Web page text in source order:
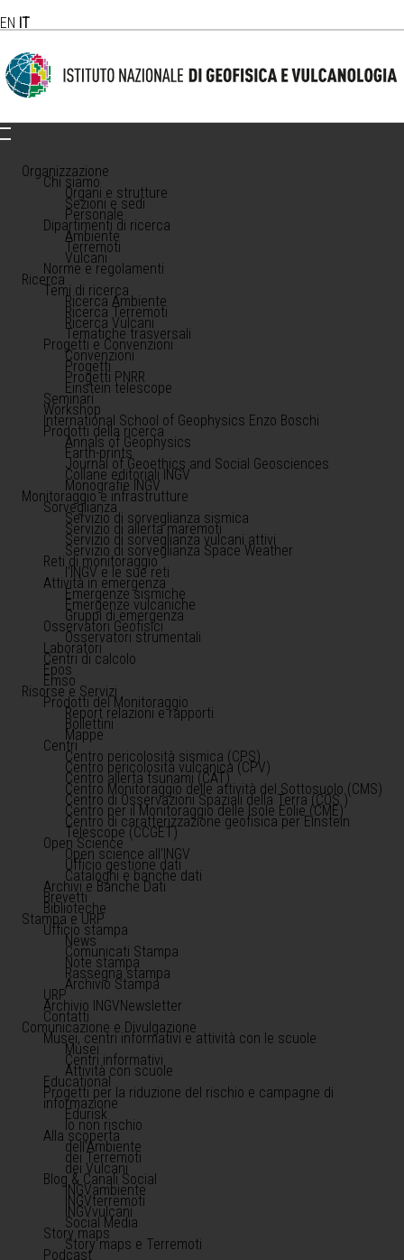
EN IT
Organizzazione
Chi siamo
Organi e strutture
Sezioni e sedi
Personale
Dipartimenti di ricerca
Ambiente
Terremoti
Vulcani
Norme e regolamenti
Ricerca
Temi di ricerca
Ricerca Ambiente
Ricerca Terremoti
Ricerca Vulcani
Tematiche trasversali
Progetti e Convenzioni
Convenzioni
Progetti
Progetti PNRR
Einstein telescope
Seminari
Workshop
International School of Geophysics Enzo Boschi
Prodotti della ricerca
Annals of Geophysics
Earth-prints
Journal of Geoethics and Social Geosciences
Collane editoriali INGV
Monografie INGV
Monitoraggio e infrastrutture
Sorveglianza
Servizio di sorveglianza sismica
Servizio di allerta maremoti
Servizio di sorveglianza vulcani attivi
Servizio di sorveglianza Space Weather
Reti di monitoraggio
l'INGV e le sue reti
Attività in emergenza
Emergenze sismiche
Emergenze vulcaniche
Gruppi di emergenza
Osservatori Geofisici
Osservatori strumentali
Laboratori
Centri di calcolo
Epos
Emso
Risorse e Servizi
Prodotti del Monitoraggio
Report relazioni e rapporti
Bollettini
Mappe
Centri
Centro pericolosità sismica (CPS)
Centro pericolosità vulcanica (CPV)
Centro allerta tsunami (CAT)
Centro Monitoraggio delle attività del Sottosuolo (CMS)
Centro di Osservazioni Spaziali della Terra (COS )
Centro per il Monitoraggio delle Isole Eolie (CME)
Centro di caratterizzazione geofisica per Einstein
Telescope (CCGET)
Open Science
Open science all'INGV
Ufficio gestione dati
Cataloghi e banche dati
Archivi e Banche Dati
Brevetti
Biblioteche
Stampa e URP
Ufficio stampa
News
Comunicati Stampa
Note stampa
Rassegna stampa
Archivio Stampa
URP
Archivio INGVNewsletter
Contatti
Comunicazione e Divulgazione
Musei, centri informativi e attività con le scuole
Musei
Centri informativi
Attività con scuole
Educational
Progetti per la riduzione del rischio e campagne di
informazione
Edurisk
Io non rischio
Alla scoperta
dell'Ambiente
dei Terremoti
dei Vulcani
Blog & Canali Social
INGVambiente
INGVterremoti
INGVvulcani
Social Media
Story maps
Story maps e Terremoti
Podcast